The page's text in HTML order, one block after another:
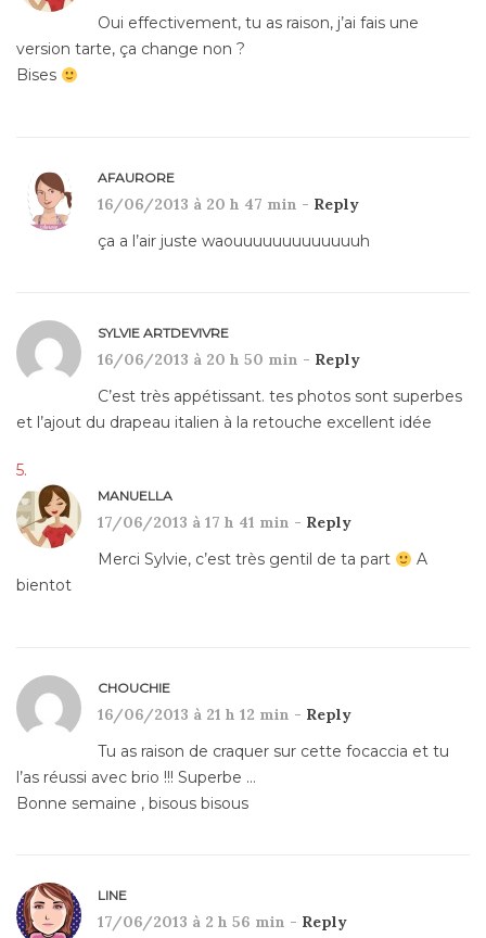
Oui effectivement, tu as raison, j’ai fais une
version tarte, ça change non ?
Bises
AFAURORE
16/06/2013 à 20 h 47 min - Reply
ça a l’air juste waouuuuuuuuuuuuuh
SYLVIE ARTDEVIVRE
16/06/2013 à 20 h 50 min - Reply
C’est très appétissant. tes photos sont superbes
et l’ajout du drapeau italien à la retouche excellent idée
MANUELLA
17/06/2013 à 17 h 41 min - Reply
Merci Sylvie, c’est très gentil de ta part
A
bientot
CHOUCHIE
16/06/2013 à 21 h 12 min - Reply
Tu as raison de craquer sur cette focaccia et tu
l’as réussi avec brio !!! Superbe …
Bonne semaine , bisous bisous
LINE
17/06/2013 à 2 h 56 min - Reply